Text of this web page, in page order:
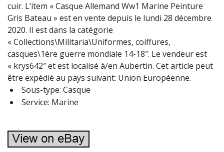
cuir. L’item « Casque Allemand Ww1 Marine Peinture
Gris Bateau » est en vente depuis le lundi 28 décembre
2020. Il est dans la catégorie
« Collections\Militaria\Uniformes, coiffures,
casques\1ère guerre mondiale 14-18″. Le vendeur est
« krys642″ et est localisé à/en Aubertin. Cet article peut
être expédié au pays suivant: Union Européenne.
Sous-type: Casque
Service: Marine